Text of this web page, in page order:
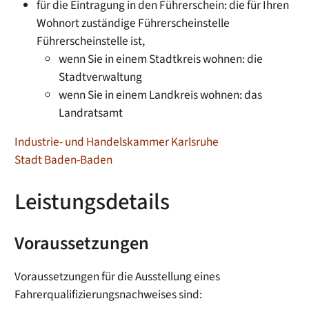
für die Eintragung in den Führerschein: die für Ihren
Wohnort zuständige Führerscheinstelle
Führerscheinstelle ist,
wenn Sie in einem Stadtkreis wohnen: die
Stadtverwaltung
wenn Sie in einem Landkreis wohnen: das
Landratsamt
Industrie- und Handelskammer Karlsruhe
Stadt Baden-Baden
Leistungsdetails
Voraussetzungen
Voraussetzungen für die Ausstellung eines
Fahrerqualifizierungsnachweises sind: